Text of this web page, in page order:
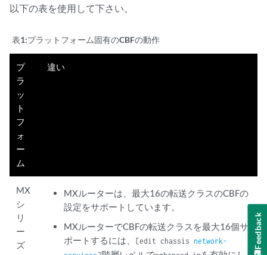
        }
以下の表を使用して下さい。
表1:プラットフォーム固有のCBFの動作
プ
ラ
ッ
ト
フ
ォ
ー
ム
違い
MX
シ
リ
ー
ズ
MXルーターは、最大16の転送クラスのCBFの
設定をサポートしています。
MXルーターでCBFの転送クラスを最大16個サ
ポートするには、
[edit chassis network-
Feedback